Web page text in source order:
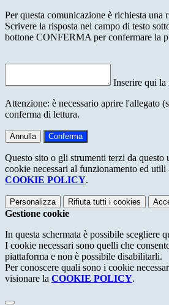
Per questa comunicazione è richiesta una
Scrivere la risposta nel campo di testo
bottone CONFERMA per confermare la
Inserire qui la
Attenzione: è necessario aprire l'allegato
conferma di lettura.
Annulla Conferma
Questo sito o gli strumenti terzi da
cookie necessari al funzionamento ed
COOKIE POLICY.
Personalizza Rifiuta tutti i cookies
Gestione cookie
In questa schermata è possibile scegliere
I cookie necessari sono quelli che
piattaforma e non è possibile disabilitarli.
Per conoscere quali sono i cookie
visionare la COOKIE POLICY.